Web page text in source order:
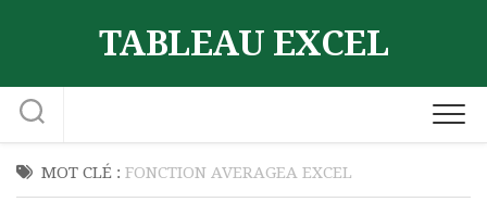
TABLEAU EXCEL
MOT CLÉ : FONCTION AVERAGEA EXCEL